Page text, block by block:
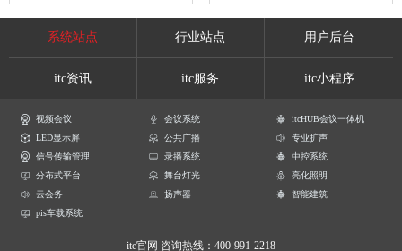
系统站点 行业站点 用户后台
itc资讯 itc服务 itc小程序
视频会议 会议系统
itcHUB会议一体机
LED显示屏
公共广播
专业扩声
信号传输管理
录播系统
中控系统
分布式平台
舞台灯光
亮化照明
云会务
扬声器
智能建筑
pis车载系统
itc官网 咨询热线：400-991-2218